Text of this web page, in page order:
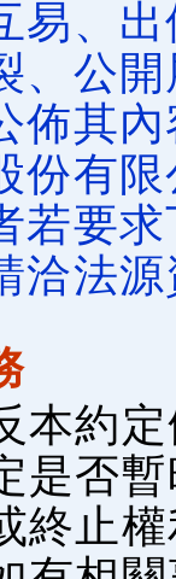
易、
、公
佈其
份有
若要
洽法
本約
是否
終止